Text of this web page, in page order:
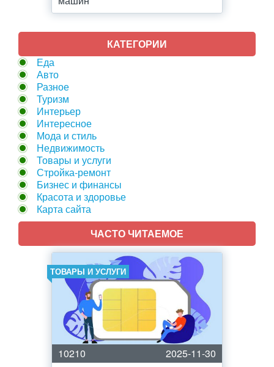
КАТЕГОРИИ
Еда
Авто
Разное
Туризм
Интерьер
Интересное
Мода и стиль
Недвижимость
Товары и услуги
Стройка-ремонт
Бизнес и финансы
Красота и здоровье
Карта сайта
ЧАСТО ЧИТАЕМОЕ
ТОВАРЫ И УСЛУГИ
10210
2025-11-30